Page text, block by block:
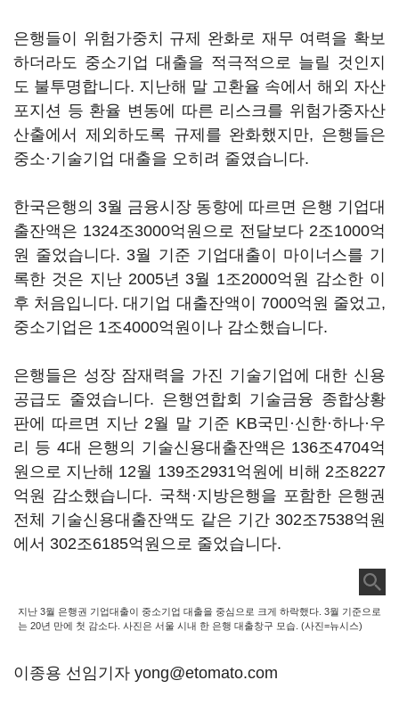
은행들이 위험가중치 규제 완화로 재무 여력을 확보
하더라도 중소기업 대출을 적극적으로 늘릴 것인지
도 불투명합니다. 지난해 말 고환율 속에서 해외 자산
포지션 등 환율 변동에 따른 리스크를 위험가중자산
산출에서 제외하도록 규제를 완화했지만, 은행들은
중소·기술기업 대출을 오히려 줄였습니다.
한국은행의 3월 금융시장 동향에 따르면 은행 기업대
출잔액은 1324조3000억원으로 전달보다 2조1000억
원 줄었습니다. 3월 기준 기업대출이 마이너스를 기
록한 것은 지난 2005년 3월 1조2000억원 감소한 이
후 처음입니다. 대기업 대출잔액이 7000억원 줄었고,
중소기업은 1조4000억원이나 감소했습니다.
은행들은 성장 잠재력을 가진 기술기업에 대한 신용
공급도 줄였습니다. 은행연합회 기술금융 종합상황
판에 따르면 지난 2월 말 기준 KB국민·신한·하나·우
리 등 4대 은행의 기술신용대출잔액은 136조4704억
원으로 지난해 12월 139조2931억원에 비해 2조8227
억원 감소했습니다. 국책·지방은행을 포함한 은행권
전체 기술신용대출잔액도 같은 기간 302조7538억원
에서 302조6185억원으로 줄었습니다.
지난 3월 은행권 기업대출이 중소기업 대출을 중심으로 크게 하락했다. 3월 기준으로
는 20년 만에 첫 감소다. 사진은 서울 시내 한 은행 대출창구 모습. (사진=뉴시스)
이종용 선임기자 yong@etomato.com